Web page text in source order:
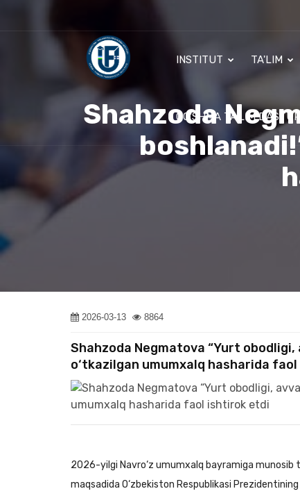
INSTITUT TA'LIM
QO'SHMA TA'LIM
Shahzoda
2026-03-13 8864
Shahzoda Negmatova “Yurt
o‘tkazilgan umumxalq hasharida
2026-yilgi Navro‘z umumxalq bayramiga munosib
maqsadida O‘zbekiston Respublikasi